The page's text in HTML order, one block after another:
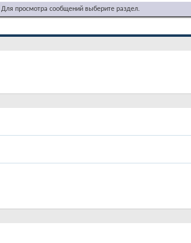
Для просмотра сообщений выберите раздел.